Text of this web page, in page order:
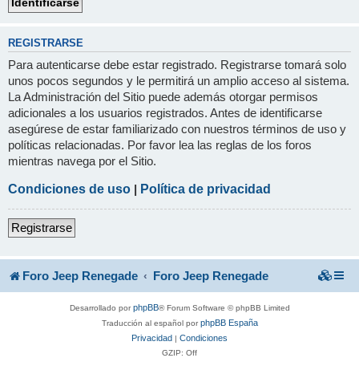
REGISTRARSE
Para autenticarse debe estar registrado. Registrarse tomará solo
unos pocos segundos y le permitirá un amplio acceso al sistema.
La Administración del Sitio puede además otorgar permisos
adicionales a los usuarios registrados. Antes de identificarse
asegúrese de estar familiarizado con nuestros términos de uso y
políticas relacionadas. Por favor lea las reglas de los foros
mientras navega por el Sitio.
Condiciones de uso | Política de privacidad
Registrarse
Foro Jeep Renegade Foro Jeep Renegade
Desarrollado porphpBB® Forum Software © phpBB Limited
Traducción al español porphpBB España
Privacidad | Condiciones
GZIP: Off